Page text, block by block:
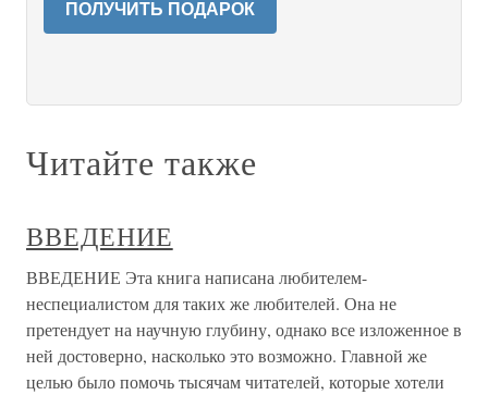
ПОЛУЧИТЬ ПОДАРОК
Читайте также
ВВЕДЕНИЕ
ВВЕДЕНИЕ Эта книга написана любителем-
неспециалистом для таких же любителей. Она не
претендует на научную глубину, однако все изложенное в
ней достоверно, насколько это возможно. Главной же
целью было помочь тысячам читателей, которые хотели